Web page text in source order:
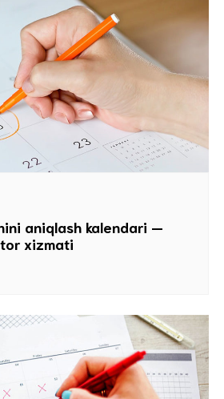
aniqlash kalendari —
xizmati